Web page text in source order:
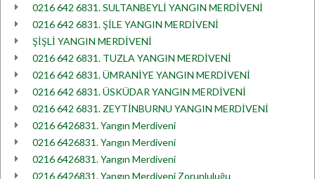
0216 642 6831. SULTANBEYLİ YANGIN MERDİVENİ
0216 642 6831. ŞİLE YANGIN MERDİVENİ
ŞİŞLİ YANGIN MERDİVENİ
0216 642 6831. TUZLA YANGIN MERDİVENİ
0216 642 6831. ÜMRANİYE YANGIN MERDİVENİ
0216 642 6831. ÜSKÜDAR YANGIN MERDİVENİ
0216 642 6831. ZEYTİNBURNU YANGIN MERDİVENİ
0216 6426831. Yangın Merdiveni
0216 6426831. Yangın Merdiveni
0216 6426831. Yangın Merdiveni
0216 6426831. Yangın Merdiveni Zorunluluğu